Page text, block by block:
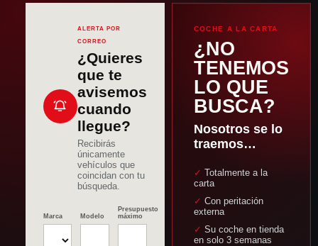
ALERTA POR
CORREO
¿Quieres
que te
avisemos
cuando
llegue?
Recibirás
únicamente
vehículos que
coincidan con tu
búsqueda.
Marca Modelo
Presupuesto
máximo
COCHE A LA CARTA
¿NO
TENEMOS
LO QUE
BUSCA?
Nosotros se lo
traemos…
✓ Totalmente a la
carta
✓ Con peritación
externa
✓ Su coche en tienda
en solo 3 semanas